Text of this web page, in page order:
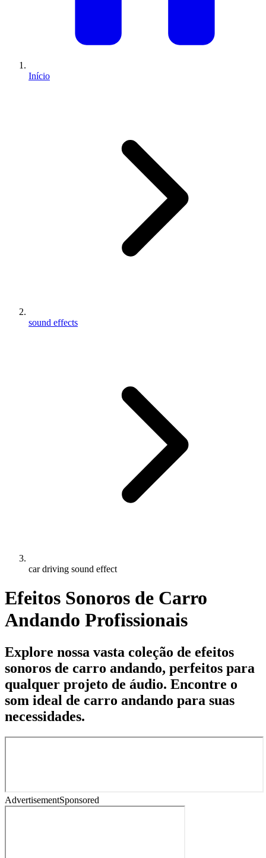
Início
sound effects
car driving sound effect
Efeitos Sonoros de Carro
Andando Profissionais
Explore nossa vasta coleção de efeitos
sonoros de carro andando, perfeitos para
qualquer projeto de áudio. Encontre o
som ideal de carro andando para suas
necessidades.
AdvertisementSponsored